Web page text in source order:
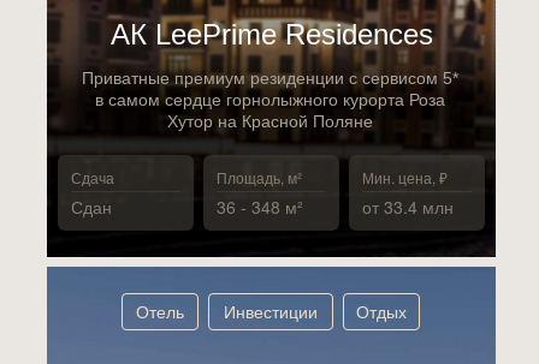
Отдых
Инвестиции
Отель
от 33.4 млн
Мин. цена, ₽
36 - 348 м²
Площадь, м²
Сдан
Сдача
Приватные премиум резиденции с сервисом 5*
в самом сердце горнолыжного курорта Роза
Хутор на Красной Поляне
АК LeePrime Residences